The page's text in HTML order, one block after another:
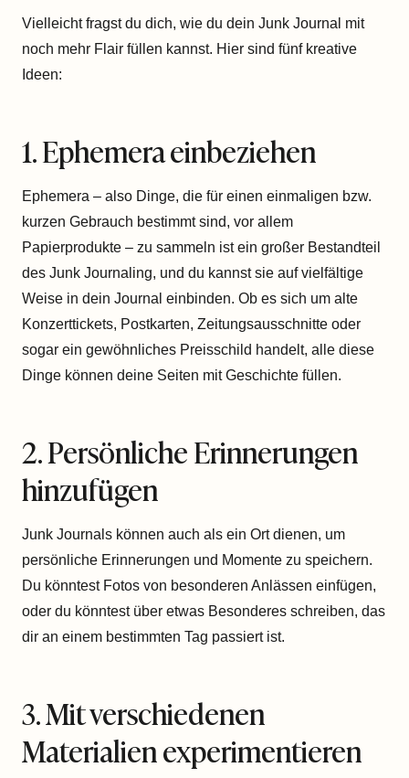
Vielleicht fragst du dich, wie du dein Junk Journal mit
noch mehr Flair füllen kannst. Hier sind fünf kreative
Ideen:
1. Ephemera einbeziehen
Ephemera – also Dinge, die für einen einmaligen bzw.
kurzen Gebrauch bestimmt sind, vor allem
Papierprodukte – zu sammeln ist ein großer Bestandteil
des Junk Journaling, und du kannst sie auf vielfältige
Weise in dein Journal einbinden. Ob es sich um alte
Konzerttickets, Postkarten, Zeitungsausschnitte oder
sogar ein gewöhnliches Preisschild handelt, alle diese
Dinge können deine Seiten mit Geschichte füllen.
2. Persönliche Erinnerungen
hinzufügen
Junk Journals können auch als ein Ort dienen, um
persönliche Erinnerungen und Momente zu speichern.
Du könntest Fotos von besonderen Anlässen einfügen,
oder du könntest über etwas Besonderes schreiben, das
dir an einem bestimmten Tag passiert ist.
3. Mit verschiedenen
Materialien experimentieren